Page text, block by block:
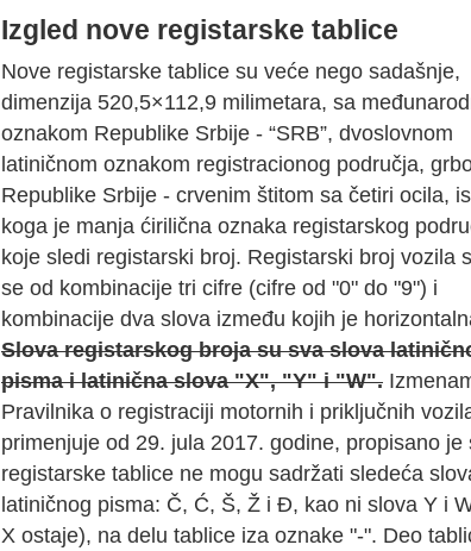
Izgled nove registarske tablice
Nove registarske tablice su veće nego sadašnje,
dimenzija 520,5×112,9 milimetara, sa
oznakom Republike Srbije - “SRB”, dvoslovnom
latiničnom oznakom registracionog područja,
Republike Srbije - crvenim štitom sa četiri ocila,
koga je manja ćirilična oznaka registarskog
koje sledi registarski broj. Registarski broj vozila
se od kombinacije tri cifre (cifre od "0" do "9") i
kombinacije dva slova između kojih je
Slova registarskog broja su sva slova
pisma i latinična slova "X", "Y" i "W".
Pravilnika o registraciji motornih i priključnih
primenjuje od 29. jula 2017. godine, propisano je
registarske tablice ne mogu sadržati sledeća
latiničnog pisma: Č, Ć, Š, Ž i Đ, kao ni slova Y i
X ostaje), na delu tablice iza oznake "-". Deo